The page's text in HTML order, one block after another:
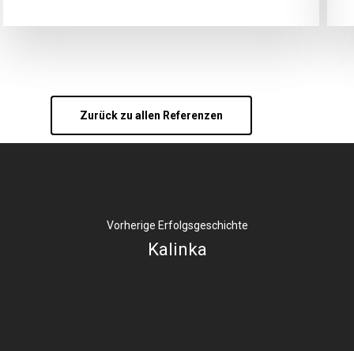
Zurück zu allen Referenzen
Vorherige Erfolgsgeschichte
Kalinka